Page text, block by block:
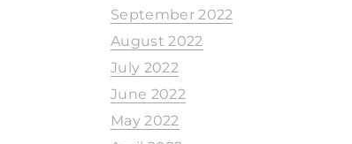
September 2022
August 2022
July 2022
June 2022
May 2022